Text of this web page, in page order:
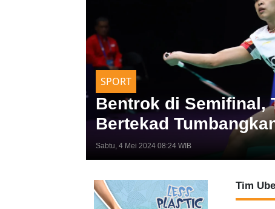
SPORT
Bentrok di Semifinal,
Bertekad
Sabtu, 4 Mei 2024 08:24 WIB
Tim